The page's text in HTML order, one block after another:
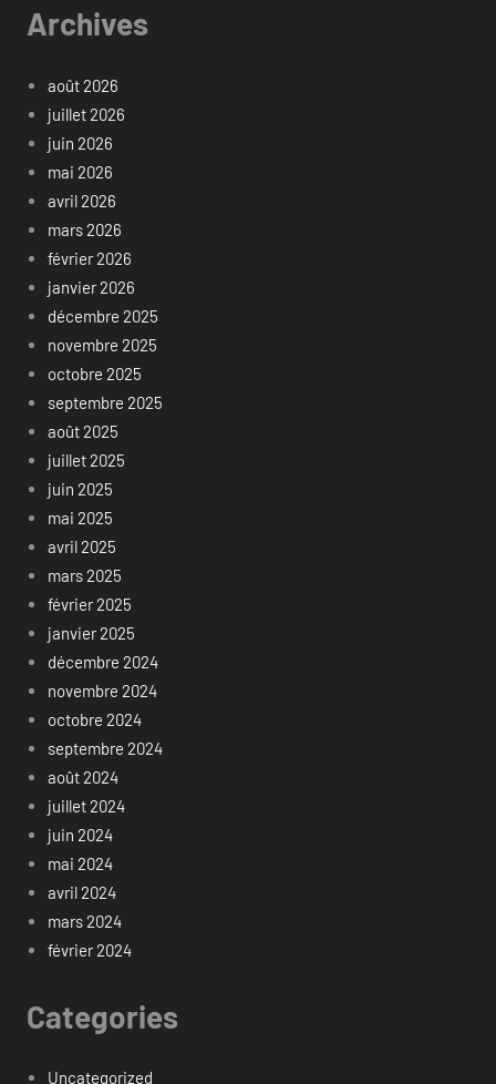
Archives
août 2026
juillet 2026
juin 2026
mai 2026
avril 2026
mars 2026
février 2026
janvier 2026
décembre 2025
novembre 2025
octobre 2025
septembre 2025
août 2025
juillet 2025
juin 2025
mai 2025
avril 2025
mars 2025
février 2025
janvier 2025
décembre 2024
novembre 2024
octobre 2024
septembre 2024
août 2024
juillet 2024
juin 2024
mai 2024
avril 2024
mars 2024
février 2024
Categories
Uncategorized